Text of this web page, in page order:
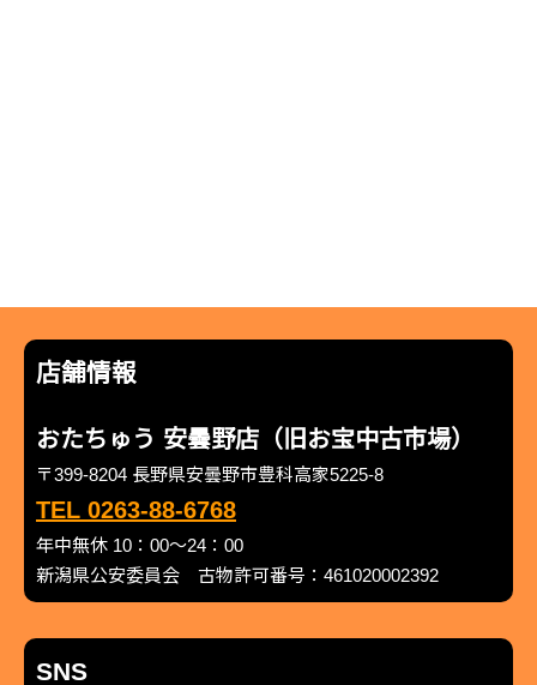
店舗情報
おたちゅう 安曇野店（旧お宝中古市場）
〒399-8204 長野県安曇野市豊科高家5225-8
TEL 0263-88-6768
年中無休 10：00～24：00
新潟県公安委員会 古物許可番号：461020002392
SNS